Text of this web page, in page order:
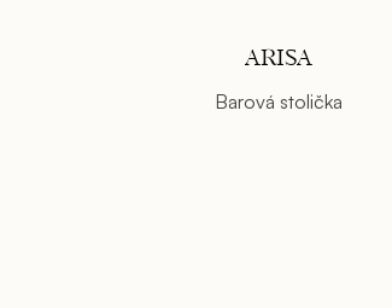
ARISA
Barová stolička